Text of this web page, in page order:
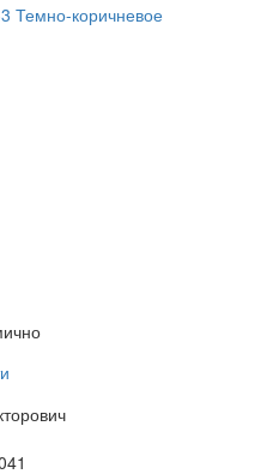
Темно-коричневое